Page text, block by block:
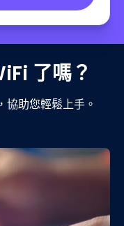
了嗎？
助您輕鬆上手。